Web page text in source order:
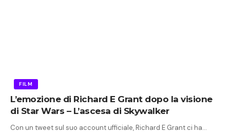
FILM
L’emozione di Richard E Grant dopo la visione
di Star Wars – L’ascesa di Skywalker
Con un tweet sul suo account ufficiale, Richard E Grant ci ha…